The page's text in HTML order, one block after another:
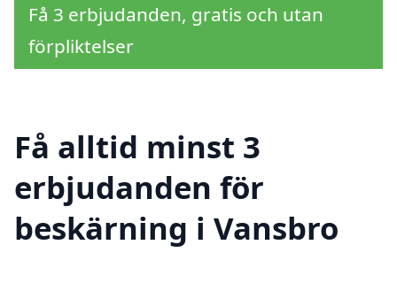
Få 3 erbjudanden, gratis och utan
förpliktelser
Få alltid minst 3
erbjudanden för
beskärning i Vansbro